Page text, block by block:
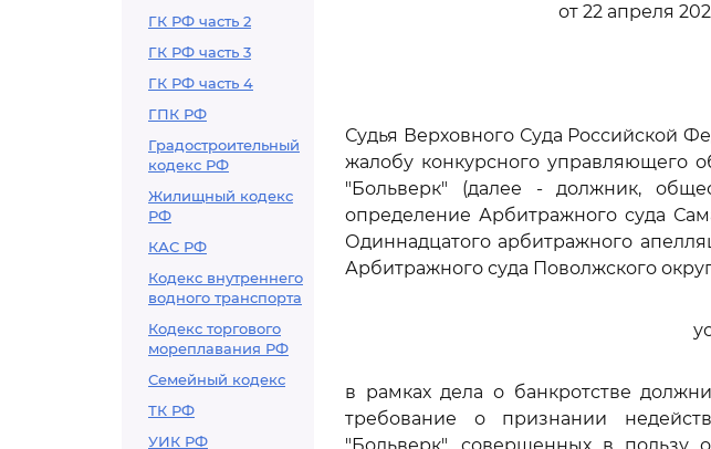
ГК РФ часть 2
ГК РФ часть 3
ГК РФ часть 4
ГПК РФ
Градостроительный
кодекс РФ
Жилищный кодекс
РФ
КАС РФ
Кодекс внутреннего
водного транспорта
Кодекс торгового
мореплавания РФ
Семейный кодекс
ТК РФ
УИК РФ
от 22 апреля
Судья Верховного Суда Российской
жалобу конкурсного управляющего
"Больверк" (далее - должник,
определение Арбитражного суда
Одиннадцатого арбитражного
Арбитражного суда Поволжского
в рамках дела о банкротстве
требование о признании